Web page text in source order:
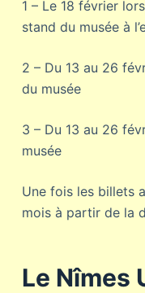
1 – Le 18 février
stand du musée à
2 – Du 13 au 26
du musée
3 – Du 13 au 26
musée
Une fois les billets
mois à partir de la
Le Nîmes